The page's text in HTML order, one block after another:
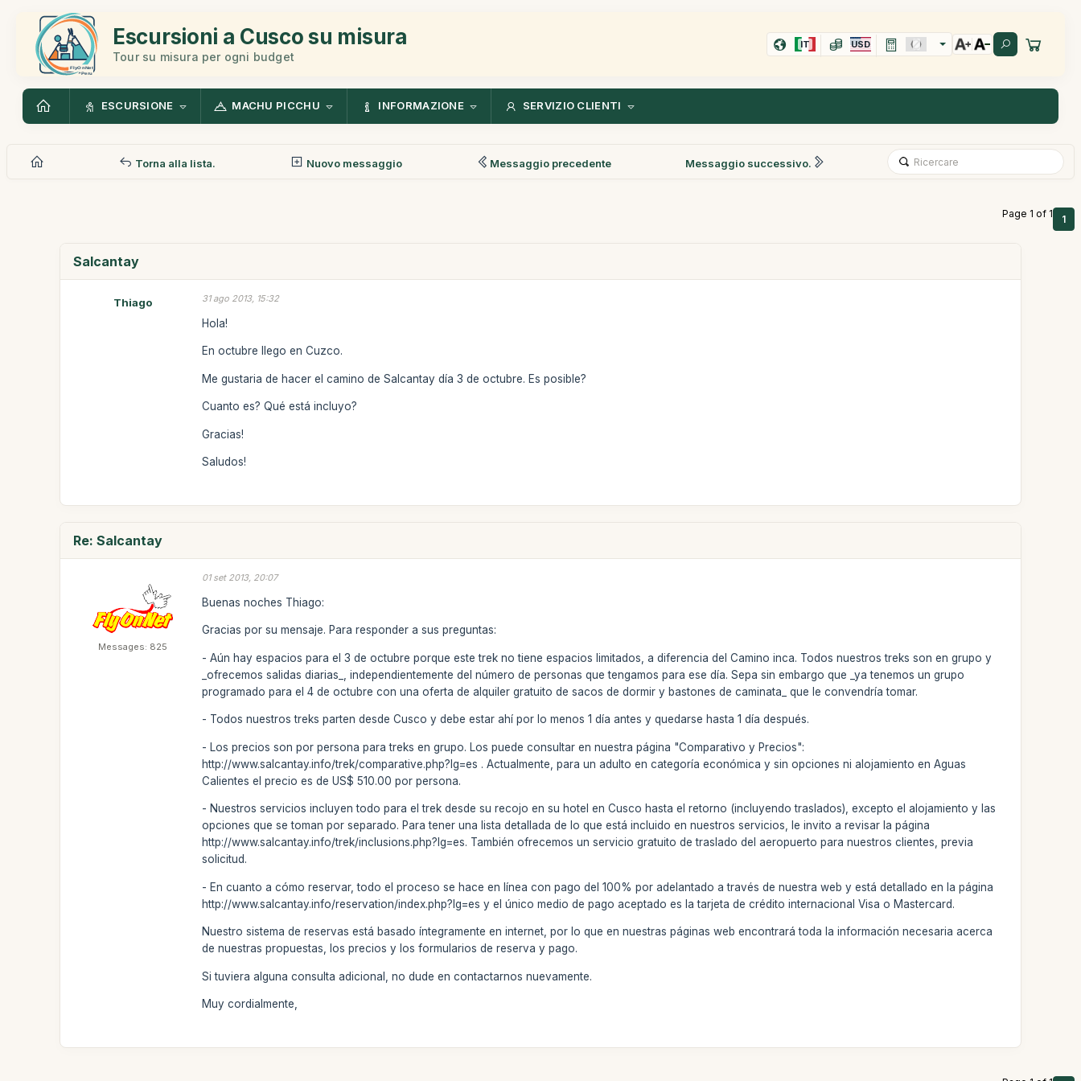
Escursioni a Cusco su misura
Tour su misura per ogni budget
IT USD
ESCURSIONE MACHU PICCHU INFORMAZIONE SERVIZIO CLIENTI
Torna alla lista. Nuovo messaggio Messaggio precedente Messaggio successivo.
Page 1 of 1 1
Salcantay
Thiago 31 ago 2013, 15:32
Hola!
En octubre llego en Cuzco.
Me gustaria de hacer el camino de Salcantay día 3 de octubre. Es posible?
Cuanto es? Qué está incluyo?
Gracias!
Saludos!
Re: Salcantay
Messages: 825
01 set 2013, 20:07
Buenas noches Thiago:
Gracias por su mensaje. Para responder a sus preguntas:
- Aún hay espacios para el 3 de octubre porque este trek no tiene espacios limitados, a diferencia del Camino inca. Todos nuestros treks son en grupo y
_ofrecemos salidas diarias_, independientemente del número de personas que tengamos para ese día. Sepa sin embargo que _ya tenemos un grupo
programado para el 4 de octubre con una oferta de alquiler gratuito de sacos de dormir y bastones de caminata_ que le convendría tomar.
- Todos nuestros treks parten desde Cusco y debe estar ahí por lo menos 1 día antes y quedarse hasta 1 día después.
- Los precios son por persona para treks en grupo. Los puede consultar en nuestra página "Comparativo y Precios":
http://www.salcantay.info/trek/comparative.php?lg=es . Actualmente, para un adulto en categoría económica y sin opciones ni alojamiento en Aguas
Calientes el precio es de US$ 510.00 por persona.
- Nuestros servicios incluyen todo para el trek desde su recojo en su hotel en Cusco hasta el retorno (incluyendo traslados), excepto el alojamiento y las
opciones que se toman por separado. Para tener una lista detallada de lo que está incluido en nuestros servicios, le invito a revisar la página
http://www.salcantay.info/trek/inclusions.php?lg=es. También ofrecemos un servicio gratuito de traslado del aeropuerto para nuestros clientes, previa
solicitud.
- En cuanto a cómo reservar, todo el proceso se hace en línea con pago del 100% por adelantado a través de nuestra web y está detallado en la página
http://www.salcantay.info/reservation/index.php?lg=es y el único medio de pago aceptado es la tarjeta de crédito internacional Visa o Mastercard.
Nuestro sistema de reservas está basado íntegramente en internet, por lo que en nuestras páginas web encontrará toda la información necesaria acerca
de nuestras propuestas, los precios y los formularios de reserva y pago.
Si tuviera alguna consulta adicional, no dude en contactarnos nuevamente.
Muy cordialmente,